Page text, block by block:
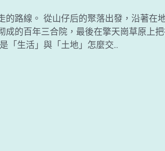
的路線。 從山仔后的聚落出發，沿著在
成的百年三合院，最後在擎天崗草原上
「生活」與「土地」怎麼交...